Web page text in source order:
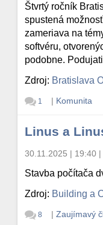
Štvrtý ročník
spustená
zameriava na
softvéru,
podobne.
Zdroj: Bratislava
1 | Komunita
Linus a
30.11.2025 | 19:40 |
Stavba počítača
Zdroj: Building a
8 | Zaujímavý